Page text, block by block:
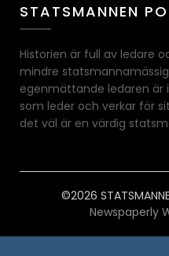
STATSMANNEN
Historien är full av ledare
mindre
egenmättande ledaren är
som leder och verkar för
det väl är en värdig
©2026
Newspaperly